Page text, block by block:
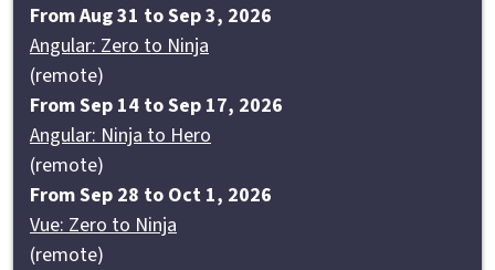
From Aug 31 to Sep 3, 2026
Angular: Zero to Ninja
(remote)
From Sep 14 to Sep 17, 2026
Angular: Ninja to Hero
(remote)
From Sep 28 to Oct 1, 2026
Vue: Zero to Ninja
(remote)